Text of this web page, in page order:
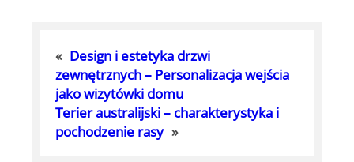
« Design i estetyka drzwi
zewnętrznych – Personalizacja wejścia
jako wizytówki domu
Terier australijski – charakterystyka i
pochodzenie rasy »